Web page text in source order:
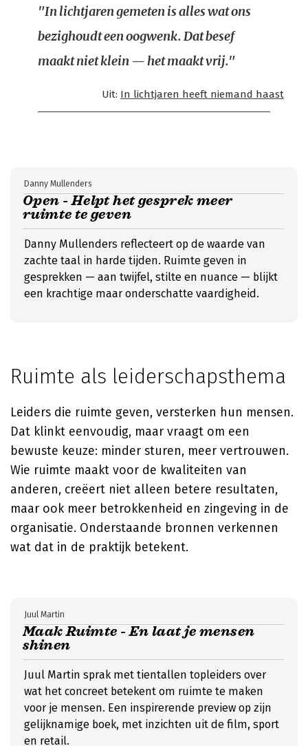
"In lichtjaren gemeten is alles wat ons
bezighoudt een oogwenk. Dat besef
maakt niet klein — het maakt vrij."
Uit: In lichtjaren heeft niemand haast
Open - Helpt het gesprek meer
ruimte te geven
Danny Mullenders
Danny Mullenders reflecteert op de waarde van
zachte taal in harde tijden. Ruimte geven in
gesprekken — aan twijfel, stilte en nuance — blijkt
een krachtige maar onderschatte vaardigheid.
Ruimte als leiderschapsthema
Leiders die ruimte geven, versterken hun mensen.
Dat klinkt eenvoudig, maar vraagt om een
bewuste keuze: minder sturen, meer vertrouwen.
Wie ruimte maakt voor de kwaliteiten van
anderen, creëert niet alleen betere resultaten,
maar ook meer betrokkenheid en zingeving in de
organisatie. Onderstaande bronnen verkennen
wat dat in de praktijk betekent.
Maak Ruimte - En laat je mensen
shinen
Juul Martin
Juul Martin sprak met tientallen topleiders over
wat het concreet betekent om ruimte te maken
voor je mensen. Een inspirerende preview op zijn
gelijknamige boek, met inzichten uit de film, sport
en retail.